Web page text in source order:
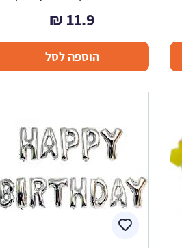
11.9
₪
הוספה לסל